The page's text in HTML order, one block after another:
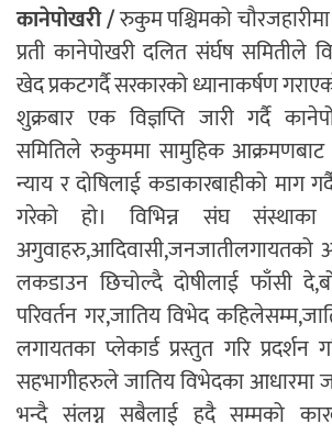
कानेपोखरी /रुकुम पश्चिमको
प्रती कानेपोखरी दलित संर्घष समितीले
खेद प्रकटगर्दै सरकारको ध्यानाकर्षण
शुक्रबार एक विज्ञप्ति जारी गर्दै
समितिले रुकुममा सामुहिक
न्याय र दोषिलाई कडाकारबाहीको माग
गरेको हो। विभिन्न संघ संस्थाका
अगुवाहरु,आदिवासी,जनजातीलगायतको
लकडाउन छिचोल्दै दोषीलाई फाँसी
परिवर्तन गर,जातिय विभेद
लगायतका प्लेकार्ड प्रस्तुत गरि प्रदर्शन
सहभागीहरुले जातिय विभेदका आधारमा
भन्दै संलग्न सबैलाई हदै सम्मको